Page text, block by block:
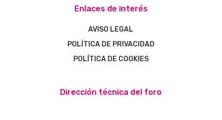
Enlaces de interés
AVISO LEGAL
POLÍTICA DE PRIVACIDAD
POLÍTICA DE COOKIES
Dirección técnica del foro